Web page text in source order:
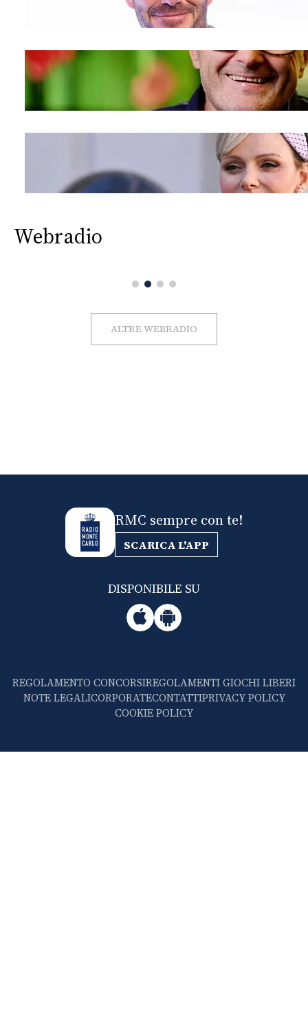
Webradio
ALTRE WEBRADIO
RMC sempre con te!
SCARICA L'APP
DISPONIBILE SU
REGOLAMENTO CONCORSIREGOLAMENTI GIOCHI LIBERI
NOTE LEGALICORPORATECONTATTIPRIVACY POLICY
COOKIE POLICY